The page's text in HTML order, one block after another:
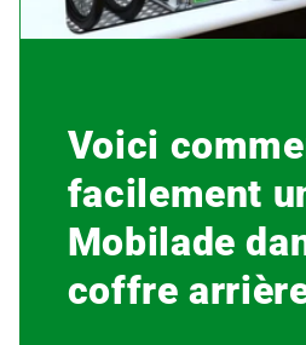
Voici
facilement
Mobilade
coffre